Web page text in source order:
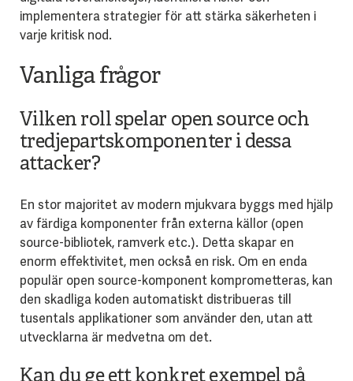
implementera strategier för att stärka säkerheten i
varje kritisk nod.
Vanliga frågor
Vilken roll spelar open source och
tredjepartskomponenter i dessa
attacker?
En stor majoritet av modern mjukvara byggs med hjälp
av färdiga komponenter från externa källor (open
source-bibliotek, ramverk etc.). Detta skapar en
enorm effektivitet, men också en risk. Om en enda
populär open source-komponent komprometteras, kan
den skadliga koden automatiskt distribueras till
tusentals applikationer som använder den, utan att
utvecklarna är medvetna om det.